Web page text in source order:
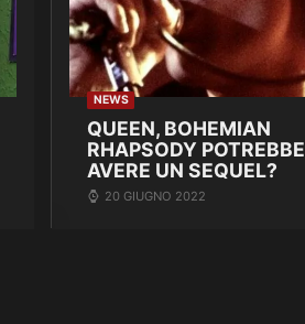
NEWS
QUEEN, BOHEMIAN
RHAPSODY POTREBBE
AVERE UN SEQUEL?
20 GIUGNO 2022